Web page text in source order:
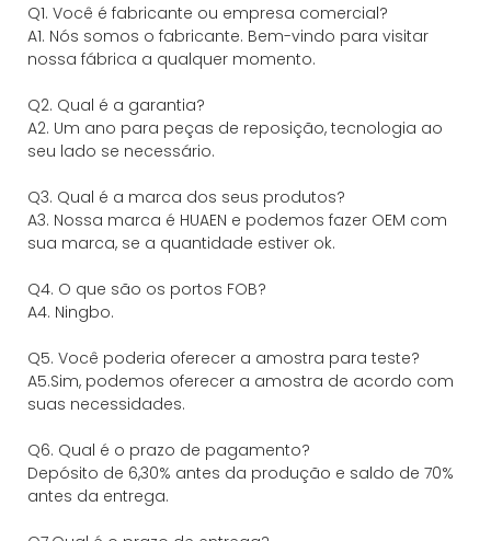
Q1. Você é fabricante ou empresa comercial?
A1. Nós somos o fabricante. Bem-vindo para visitar
nossa fábrica a qualquer momento.
Q2. Qual é a garantia?
A2. Um ano para peças de reposição, tecnologia ao
seu lado se necessário.
Q3. Qual é a marca dos seus produtos?
A3. Nossa marca é HUAEN e podemos fazer OEM com
sua marca, se a quantidade estiver ok.
Q4. O que são os portos FOB?
A4. Ningbo.
Q5. Você poderia oferecer a amostra para teste?
A5.Sim, podemos oferecer a amostra de acordo com
suas necessidades.
Q6. Qual é o prazo de pagamento?
Depósito de 6,30% antes da produção e saldo de 70%
antes da entrega.